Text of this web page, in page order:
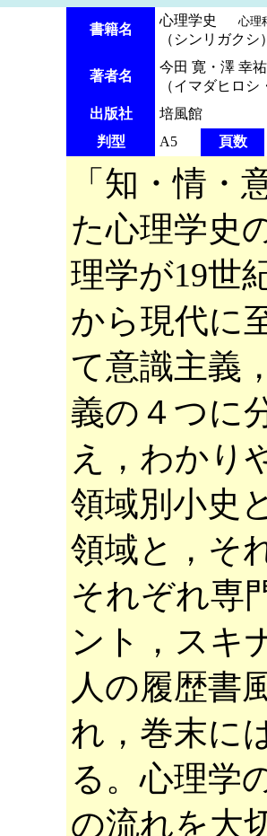
書籍名
心理学史 心理
（シンリガクシ
著者名
今田 寛・澤 幸
（イマダヒロ
出版社
培風館
判型
A5 頁数
「知・情・
た心理学史
理学が19世
から現代に
て意識主義
義の４つに
え，わかり
領域別小史
領域と，そ
それぞれ専
ント，スキ
人の履歴書
れ，巻末に
る。心理学
の流れを大